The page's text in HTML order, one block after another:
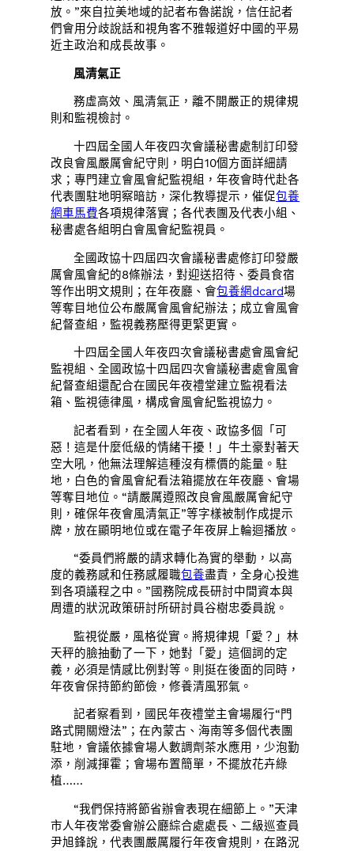
放。”來自拉美地域的記者布魯諾說，信任記者
們會用分歧說話和視角客不雅報道好中國的平易
近主政治和成長故事。
風清氣正
務虛高效、風清氣正，離不開嚴正的規律規
則和監視檢討。
十四屆全國人年夜四次會議秘書處制訂印發
改良會風嚴厲會紀守則，明白10個方面詳細請
求；專門建立會風會紀監視組，年夜會時代赴各
代表團駐地明察暗訪，深化教導提示，催促包養
網車馬費各項規律落實；各代表團及代表小組、
秘書處各組明白會風會紀監視員。
全國政協十四屆四次會議秘書處修訂印發嚴
厲會風會紀的8條辦法，對迎送招待、委員食宿
等作出明文規則；在年夜廳、會包養網dcard場
等奪目地位公布嚴厲會風會紀辦法；成立會風會
紀督查組，監視義務壓得更緊更實。
十四屆全國人年夜四次會議秘書處會風會紀
監視組、全國政協十四屆四次會議秘書處會風會
紀督查組還配合在國民年夜禮堂建立監視看法
箱、監視德律風，構成會風會紀監視協力。
記者看到，在全國人年夜、政協多個「可
惡！這是什麼低級的情緒干擾！」牛土豪對著天
空大吼，他無法理解這種沒有標價的能量。駐
地，白色的會風會紀看法箱擺放在年夜廳、會場
等奪目地位。“請嚴厲遵照改良會風嚴厲會紀守
則，確保年夜會風清氣正”等字樣被制作成提示
牌，放在顯明地位或在電子年夜屏上輪迴播放。
“委員們將嚴的請求轉化為實的舉動，以高
度的義務感和任務感履職包養盡責，全身心投進
到各項議程之中。”國務院成長研討中間資本與
周遭的狀況政策研討所研討員谷樹忠委員說。
監視從嚴，風格從實。將規律規「愛？」林
天秤的臉抽動了一下，她對「愛」這個詞的定
義，必須是情感比例對等。則挺在後面的同時，
年夜會保持節約節儉，修養清風邪氣。
記者察看到，國民年夜禮堂主會場履行“門
路式開關燈法”；在內蒙古、海南等多個代表團
駐地，會議依據會場人數調劑茶水應用，少泡勤
添，削減揮霍；會場布置簡單，不擺放花卉綠
植……
“我們保持將節省辦會表現在細節上。”天津
市人年夜常委會辦公廳綜合處處長、二級巡查員
尹旭鋒說，代表團嚴厲履行年夜會規則，在路況